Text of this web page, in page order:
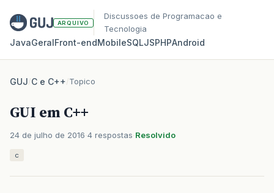
ARQUIVO
Discussoes de Programacao e
Tecnologia
JavaGeralFront‑endMobileSQLJSPHPAndroid
GUJ/C e C++/Topico
GUI em C++
24 de julho de 2016 4 respostas Resolvido
c